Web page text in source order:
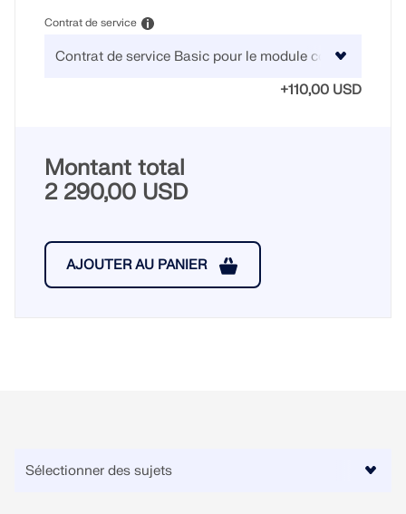
Contrat de service
+110,00 USD
Montant total
2 290,00 USD
AJOUTER AU PANIER